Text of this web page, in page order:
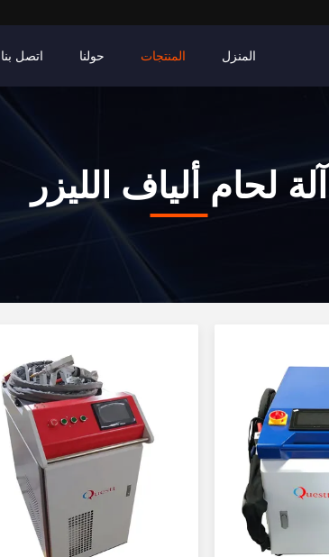
المنزل المنتجات حولنا اتصل بنا
آلة لحام ألياف الليزر